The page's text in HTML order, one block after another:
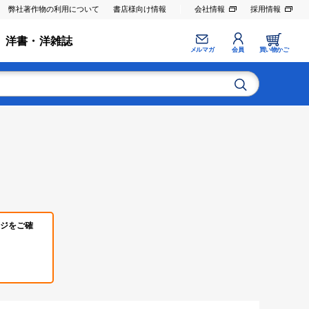
弊社著作物の利用について 書店様向け情報 会社情報 採用情報
洋書・洋雑誌
メルマガ 会員 買い物かご
をご確